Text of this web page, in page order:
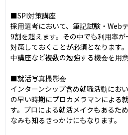
■SPI対策講座
採用選考において、筆記試験・Web
9割を超えます。その中でも利用率
対策しておくことが必須となります
中講座など複数の勉強する機会を用意
■就活写真撮影会
インターンシップ含め就職活動にお
の早い時期にプロカメラマンによる
す。プロによる就活メイクもあるた
なみも知るきっかけにもなります。